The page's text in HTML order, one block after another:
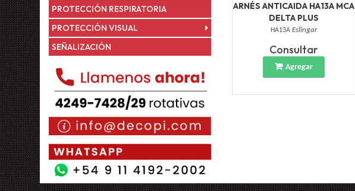
PROTECCIÓN RESPIRATORIA
PROTECCIÓN VISUAL
SEÑALIZACIÓN
ARNÉS ANTICAIDA HA13A MCA
DELTA PLUS
HA13AEslingar
Consultar
Agregar